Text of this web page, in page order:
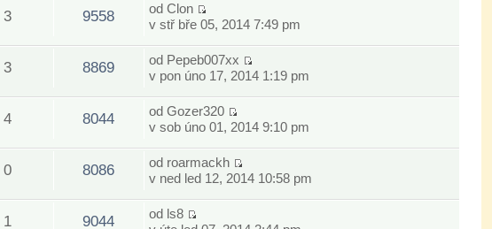
3 9558 odClon
v stř bře 05, 2014 7:49 pm
3 8869 od Pepeb007xx
v pon úno 17, 2014 1:19 pm
4 8044 odGozer320
v sob úno 01, 2014 9:10 pm
0 8086 od roarmackh
v ned led 12, 2014 10:58 pm
1 9044 od ls8